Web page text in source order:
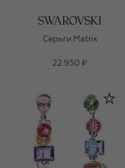
Серьги Matrix
22 950 ₽